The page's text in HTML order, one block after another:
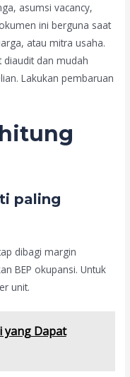
asumsi vacancy,
ini berguna saat
atau mitra usaha.
diaudit dan mudah
Lakukan pembaruan
paling
dibagi margin
BEP okupansi. Untuk
unit.
yang Dapat